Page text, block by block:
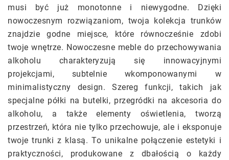
musi być już monotonne i niewygodne. Dzięki
nowoczesnym rozwiązaniom, twoja kolekcja trunków
znajdzie godne miejsce, które równocześnie zdobi
twoje wnętrze. Nowoczesne meble do przechowywania
alkoholu charakteryzują się innowacyjnymi
projekcjami, subtelnie wkomponowanymi w
minimalistyczny design. Szereg funkcji, takich jak
specjalne półki na butelki, przegródki na akcesoria do
alkoholu, a także elementy oświetlenia, tworzą
przestrzeń, która nie tylko przechowuje, ale i eksponuje
twoje trunki z klasą. To unikalne połączenie estetyki i
praktyczności, produkowane z dbałością o każdy